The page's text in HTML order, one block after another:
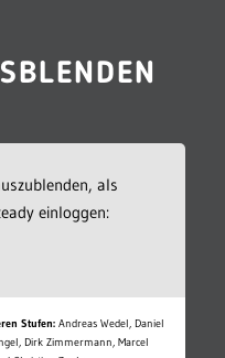
als
einloggen:
Stufen: Andreas Wedel, Daniel
Dirk Zimmermann, Marcel